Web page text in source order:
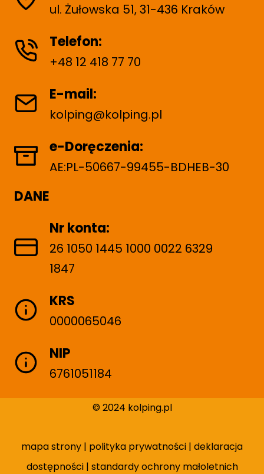
ul. Żułowska 51, 31-436 Kraków
Telefon:
+48 12 418 77 70
E-mail:
kolping@kolping.pl
e-Doręczenia:
AE:PL-50667-99455-BDHEB-30
DANE
Nr konta:
26 1050 1445 1000 0022 6329
1847
KRS
0000065046
NIP
6761051184
© 2024 kolping.pl
mapa strony | polityka prywatności | deklaracja
dostępności| standardy ochrony małoletnich